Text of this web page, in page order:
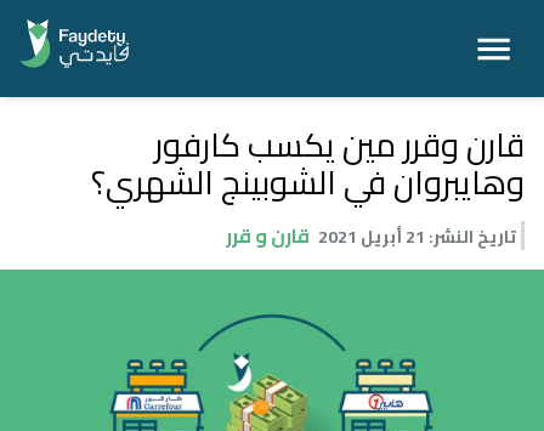
قارن وقرر مين يكسب كارفور
وهايبروان في الشوبينج الشهري؟
تاريخ النشر: 21 أبريل 2021 قارن و قرر